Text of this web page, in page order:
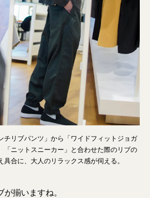
チリブパンツ」から「ワイドフィットジョガ
「ニットスニーカー」と合わせた際のリブの
具合に、大人のリラックス感が伺える。
揃いますね。